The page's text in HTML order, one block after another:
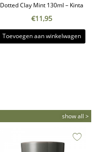
Dotted Clay Mint 130ml – Kinta
€11,95
Toevoegen aan winkelwagen
show all >